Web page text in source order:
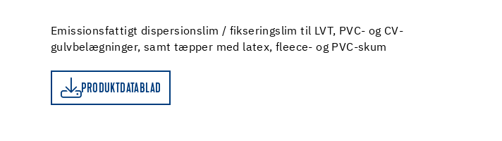
Emissionsfattigt dispersionslim / fikseringslim til LVT, PVC- og CV-
gulvbelægninger, samt tæpper med latex, fleece- og PVC-skum
PRODUKTDATABLAD